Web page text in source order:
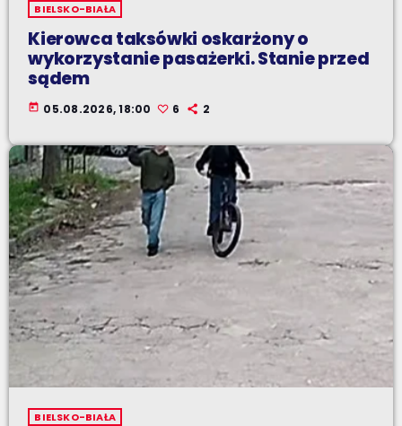
BIELSKO-BIAŁA
Kierowca taksówki oskarżony o
wykorzystanie pasażerki. Stanie przed
sądem
today 05.08.2026, 18:00 6 2
BIELSKO-BIAŁA